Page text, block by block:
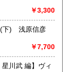
。
￥3,300
(下) 浅原信彦
￥7,700
川武 編】ヴィ